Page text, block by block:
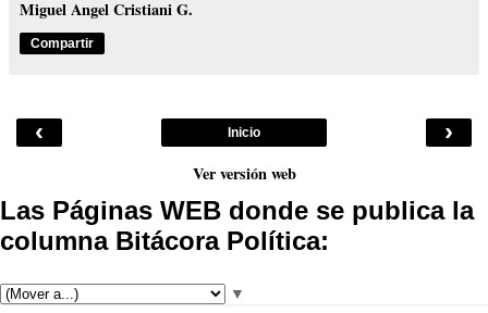
Miguel Angel Cristiani G.
Compartir
‹ ›
Inicio
Ver versión web
Las Páginas WEB donde se publica la
columna Bitácora Política:
▼